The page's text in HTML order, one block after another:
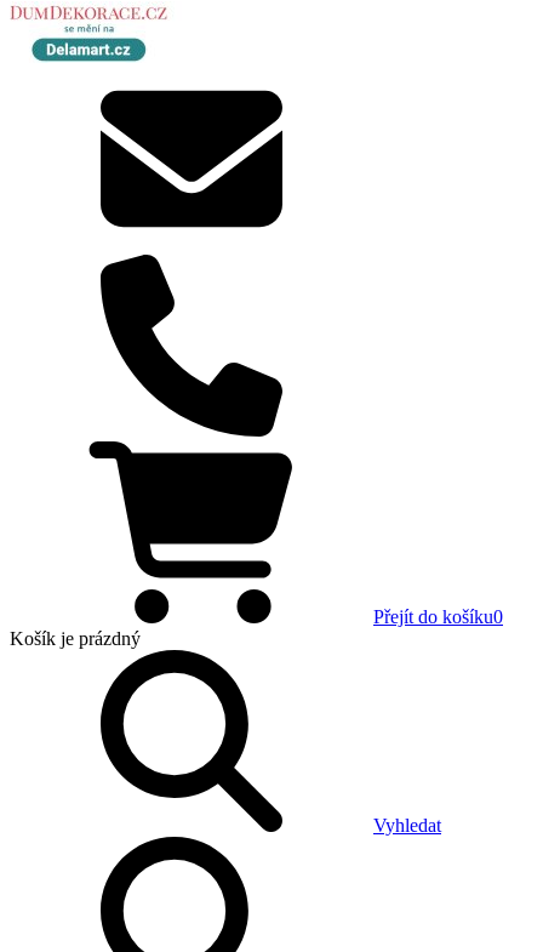
Přejít do košíku0
Košík je prázdný
Vyhledat